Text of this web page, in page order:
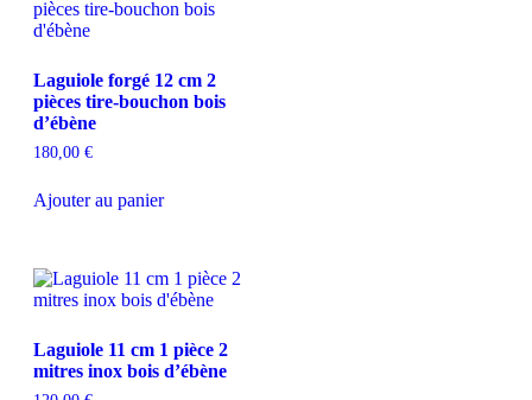
Laguiole forgé 12 cm 2
pièces tire-bouchon bois
d’ébène
180,00 €
Ajouter au panier
Laguiole 11 cm 1 pièce 2
mitres inox bois d’ébène